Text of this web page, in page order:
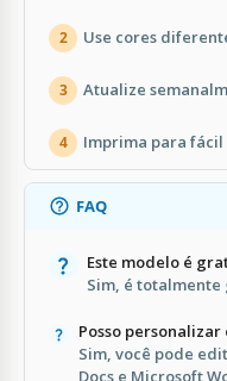
2 Use cores
3 Atualize
4 Imprima para fácil
FAQ
Este modelo é
Sim, é
Posso personalizar
Sim, você pode
Docs e Microsoft